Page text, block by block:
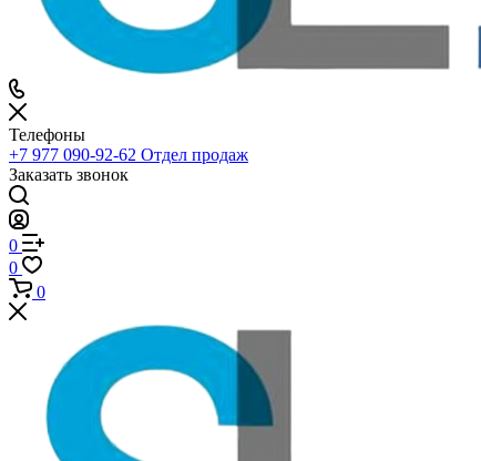
Телефоны
+7 977 090-92-62 Отдел продаж
Заказать звонок
0
0
0